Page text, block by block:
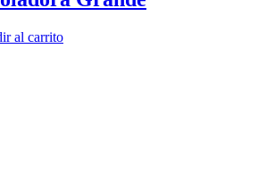
al carrito